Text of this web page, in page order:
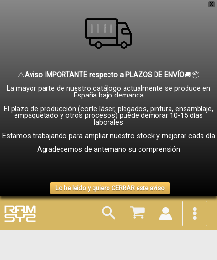
X
⚠️Aviso IMPORTANTE respecto a PLAZOS DE ENVÍO🚚📦
La mayor parte de nuestro catálogo actualmente se produce en
España bajo demanda
El plazo de producción (corte láser, plegados, pintura, ensamblaje,
empaquetado y otros procesos) puede demorar 10-15 días
laborales
Estamos trabajando para ampliar nuestro stock y mejorar cada día
Agradecemos de antemano su comprensión
Lo he leído y quiero CERRAR este aviso
Buscar